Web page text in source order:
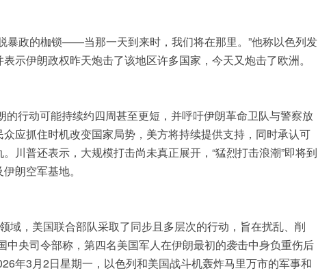
暴政的枷锁——当那一天到来时，我们将在那里。”他称以色列发
示伊朗政权昨天炮击了该地区许多国家，今天又炮击了欧洲。
行动可能持续约四周甚至更短，并呼吁伊朗革命卫队与警察放
应抓住时机改变国家局势，美方将持续提供支持，同时承认可
川普还表示，大规模打击尚未真正展开，“猛烈打击浪潮”即将到
朗空军基地。
域，美国联合部队采取了同步且多层次的行动，旨在扰乱、削
央司令部称，第四名美国军人在伊朗最初的袭击中身负重伤后
年3月2日星期一，以色列和美国战斗机轰炸马里万市的军事和